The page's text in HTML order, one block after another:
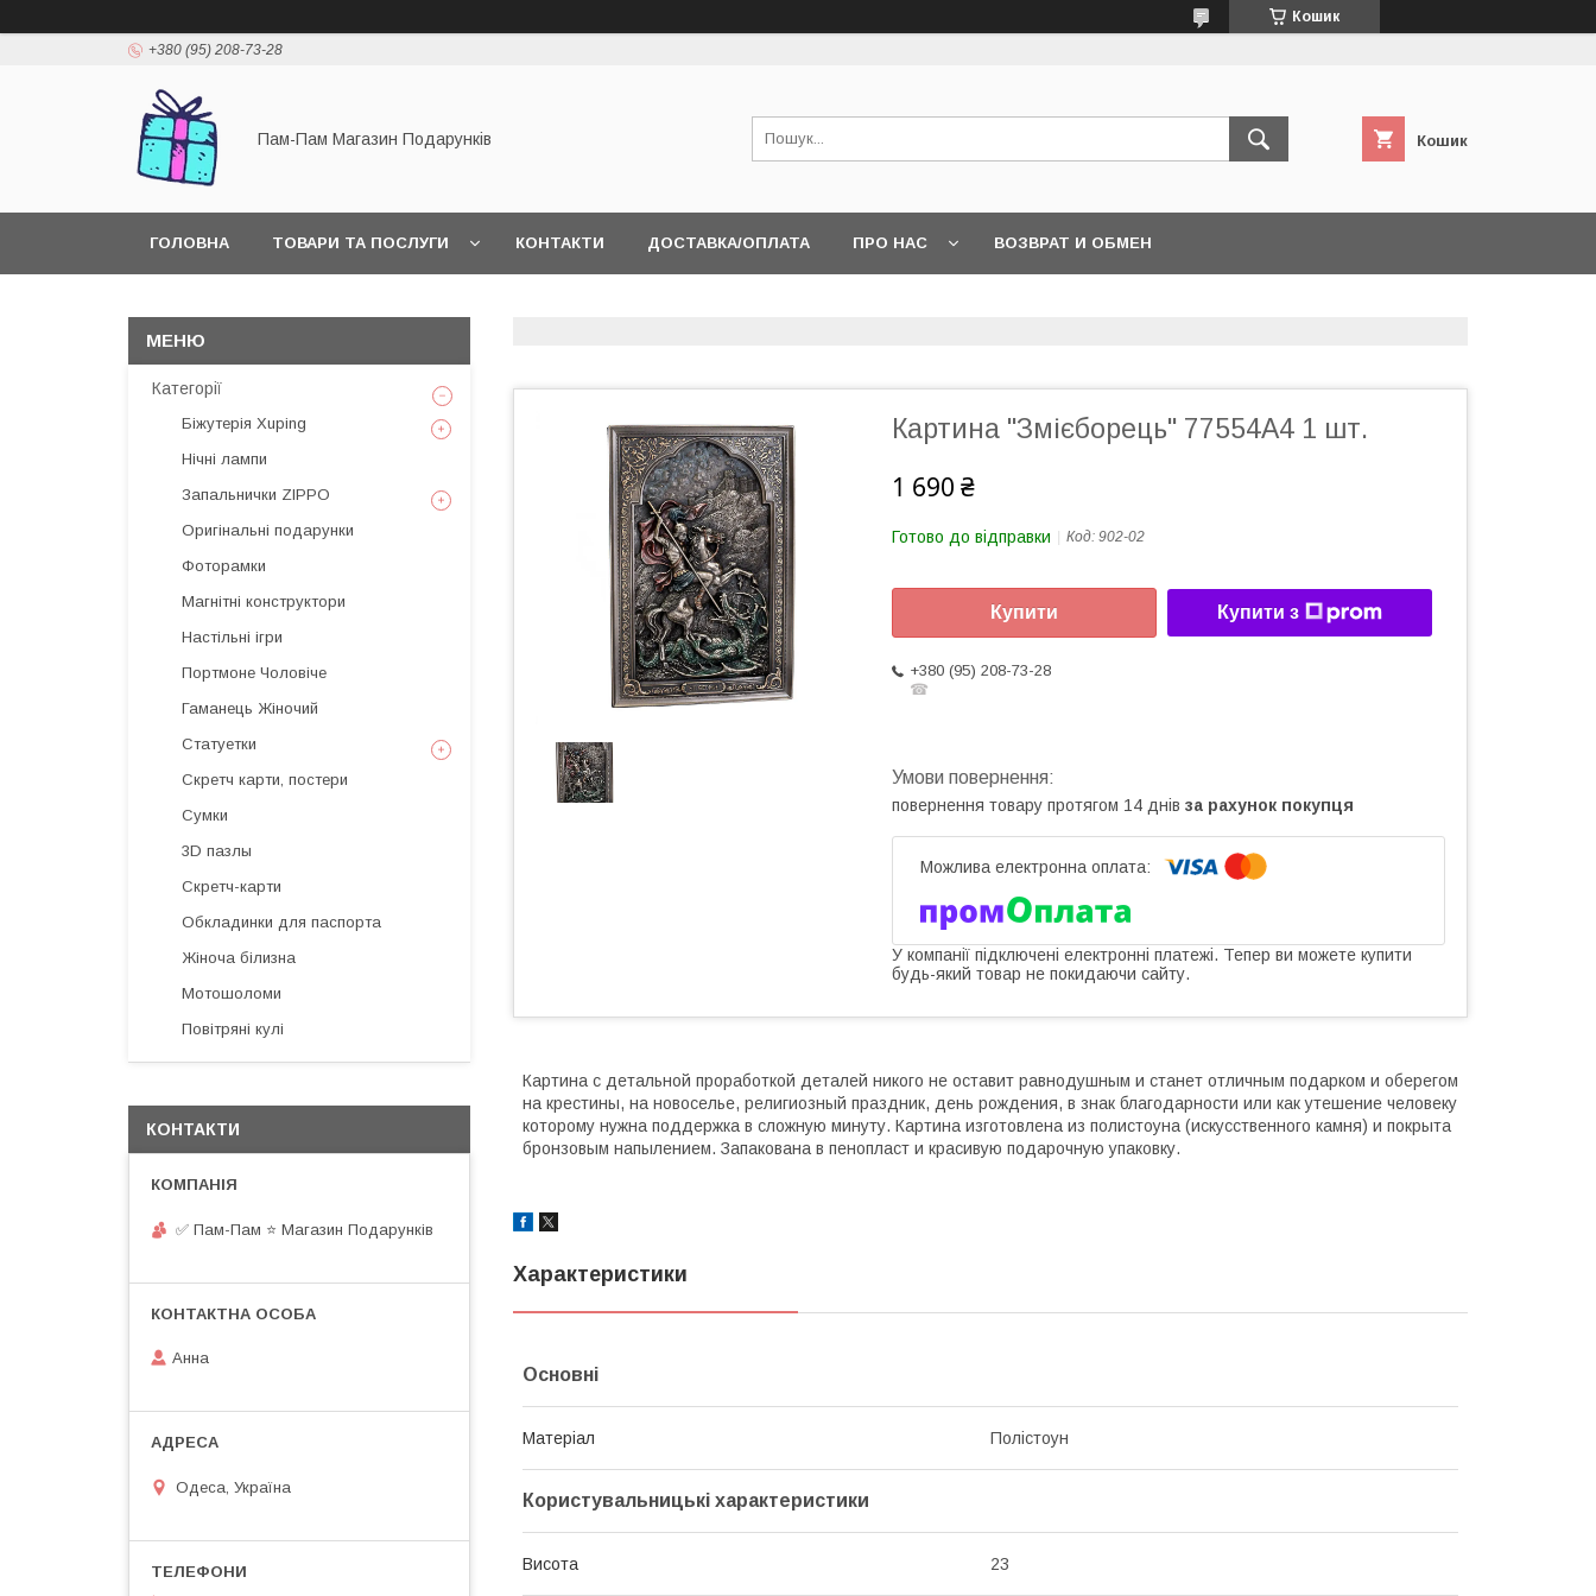
Кошик
+380 (95) 208-73-28
Пам-Пам Магазин Подарунків Кошик
ГОЛОВНА ТОВАРИ ТА ПОСЛУГИ КОНТАКТИ ДОСТАВКА/ОПЛАТА ПРО НАС ВОЗВРАТ И ОБМЕН
Картина "Змієборець" 77554A4 1 шт.
1 690 ₴
Готово до відправки Код: 902-02
Купити Купити з
+380 (95) 208-73-28
☎
повернення товару протягом 14 днів за рахунок покупця
У компанії підключені електронні платежі. Тепер ви можете купити
будь-який товар не покидаючи сайту.
Картина с детальной проработкой деталей никого не оставит равнодушным и станет отличным подарком и оберегом
на крестины, на новоселье, религиозный праздник, день рождения, в знак благодарности или как утешение человеку
которому нужна поддержка в сложную минуту. Картина изготовлена из полистоуна (искусственного камня) и покрыта
бронзовым напылением. Запакована в пенопласт и красивую подарочную упаковку.
Характеристики
Основні
Матеріал Полістоун
Користувальницькі характеристики
Висота 23
Категорії
Біжутерія Xuping
Нічні лампи
Запальнички ZIPPO
Оригінальні подарунки
Фоторамки
Магнітні конструктори
Настільні ігри
Портмоне Чоловіче
Гаманець Жіночий
Статуетки
Скретч карти, постери
Сумки
3D пазлы
Скретч-карти
Обкладинки для паспорта
Жіноча білизна
Мотошоломи
Повітряні кулі
КОНТАКТИ
✅ Пам-Пам ⭐ Магазин Подарунків
Анна
Одеса, Україна